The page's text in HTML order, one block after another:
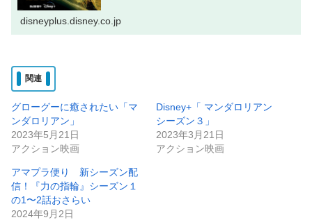
disneyplus.disney.co.jp
関連
グローグーに癒されたい「マ
ンダロリアン」
2023年5月21日
アクション映画
Disney+「 マンダロリアン
シーズン３」
2023年3月21日
アクション映画
アマプラ便り 新シーズン配
信！『力の指輪』シーズン１
の1〜2話おさらい
2024年9月2日